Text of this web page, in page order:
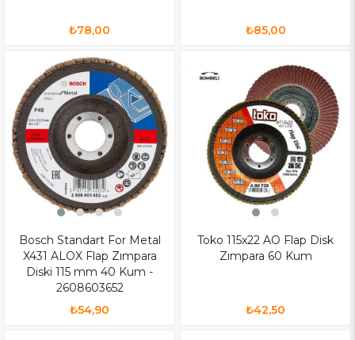
₺78,00 ₺85,00
Bosch Standart For Metal
X431 ALOX Flap Zımpara
Diski 115 mm 40 Kum -
2608603652
₺54,90
Toko 115x22 AO Flap Disk
Zımpara 60 Kum
₺42,50